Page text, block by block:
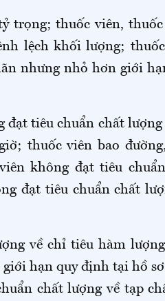
trọng; thuốc viên, thuốc
lệch khối lượng;
nhưng nhỏ hơn giới
đạt tiêu chuẩn chất lượng
thuốc viên bao
không đạt tiêu
đạt tiêu chuẩn chất
về chỉ tiêu hàm
hạn quy định tại hồ
chất lượng về tạp